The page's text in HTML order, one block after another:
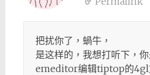
把扰你了，蝸牛，
是这样的，我想打听下，
emeditor编辑tiptop的4gl